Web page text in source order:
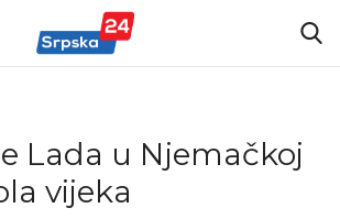
Lada u Njemačkoj
vijeka